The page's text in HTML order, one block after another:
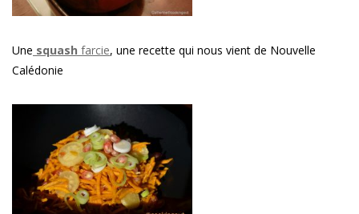
Une squash farcie, une recette qui nous vient de Nouvelle
Calédonie